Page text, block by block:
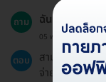
ถาม ฉันสามารถแบ่
05 พ.ค. 2024
ตอบ
สามารถแบ่งจ่
จ่าย.